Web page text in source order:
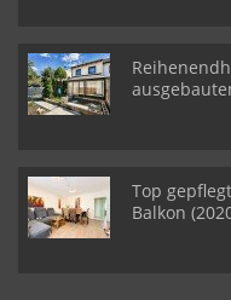
Top
Balkon